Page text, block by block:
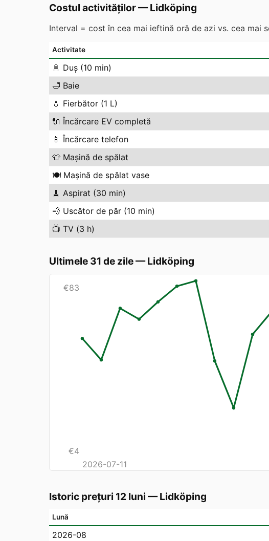
Costul activităților—Lidköping
Interval = cost în cea mai ieftină oră de azi vs. cea mai
Activitate
🚿 Duș (10 min)
🛁 Baie
💧 Fierbător (1 L)
🔌 Încărcare EV completă
📱 Încărcare telefon
👕 Mașină de spălat
🍽️ Mașină de spălat vase
🧹 Aspirat (30 min)
💨 Uscător de păr (10 min)
📺 TV (3 h)
Ultimele 31 de zile—Lidköping
€83
€4
2026-07-11
Istoric prețuri 12 luni —Lidköping
Lună
2026-08